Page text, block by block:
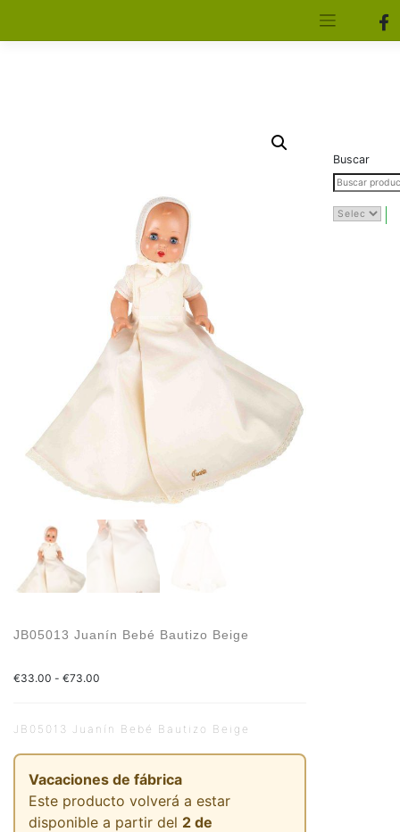
JB05013 Juanín Bebé Bautizo Beige
€33.00 - €73.00
JB05013 Juanín Bebé Bautizo Beige
Vacaciones de fábrica
Este producto volverá a estar
disponible a partir del 2 de
Buscar